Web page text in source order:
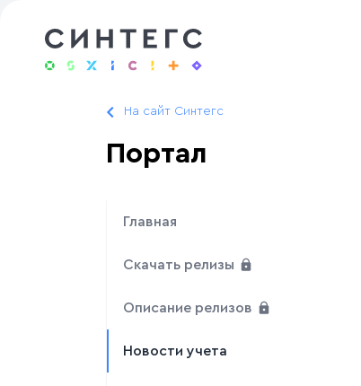
На сайт Синтегс
Портал
Главная
Скачать релизы
Описание релизов
Новости учета